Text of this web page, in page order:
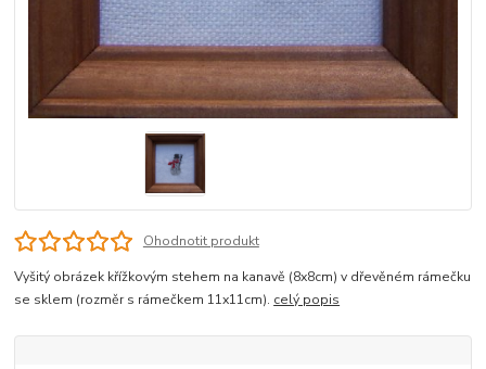
Ohodnotit produkt
Vyšitý obrázek křížkovým stehem na kanavě (8x8cm) v dřevěném rámečku
se sklem (rozměr s rámečkem 11x11cm). celý popis